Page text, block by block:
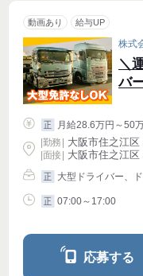
動画あり 給与UP
株式
＼
バ
正
月給28.6万円～50
|勤務 大阪市住之江
| 面接 | 大阪市住之江
正 大型ドライバー、
正 07:00～17:00
応募する